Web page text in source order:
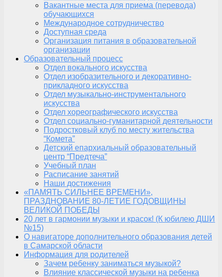
Вакантные места для приема (перевода)
обучающихся
Международное сотрудничество
Доступная среда
Организация питания в образовательной
организации
Образовательный процесс
Отдел вокального искусства
Отдел изобразительного и декоративно-
прикладного искусства
Отдел музыкально-инструментального
искусства
Отдел хореографического искусства
Отдел социально-гуманитарной деятельности
Подростковый клуб по месту жительства
“Комета”
Детский епархиальный образовательный
центр “Предтеча”
Учебный план
Расписание занятий
Наши достижения
«ПАМЯТЬ СИЛЬНЕЕ ВРЕМЕНИ»,
ПРАЗДНОВАНИЕ 80-ЛЕТИЕ ГОДОВЩИНЫ
ВЕЛИКОЙ ПОБЕДЫ
20 лет в гармонии музыки и красок! (К юбилею ДШИ
№15)
О навигаторе дополнительного образования детей
в Самарской области
Информация для родителей
Зачем ребенку заниматься музыкой?
Влияние классической музыки на ребенка